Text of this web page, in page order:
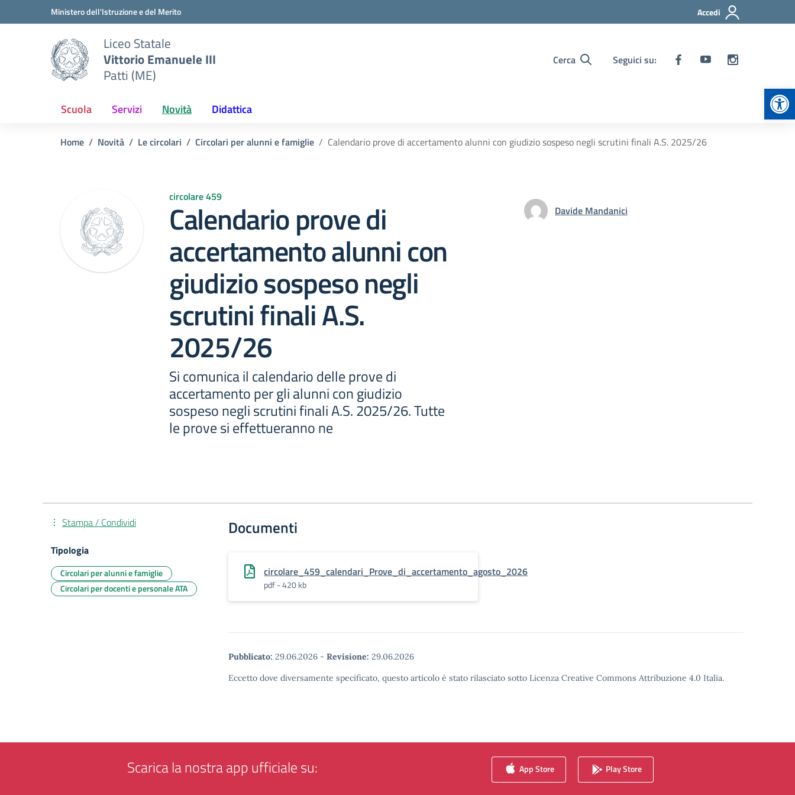
Vai ai contenuti
Vai al menu di navigazioneMinistero dell'Istruzione e del Merito Accedi
Liceo Statale
Vittorio Emanuele III
Patti (ME)
Cerca Seguici su:
Scuola Servizi Novità Didattica
Home Novità Le circolari Circolari per alunni e famiglie Calendario prove di accertamento alunni con giudizio sospeso negli scrutini finali A.S. 2025/26
circolare 459
Calendario prove di
accertamento alunni con
giudizio sospeso negli
scrutini finali A.S.
2025/26
Si comunica il calendario delle prove di
accertamento per gli alunni con giudizio
sospeso negli scrutini finali A.S. 2025/26. Tutte
le prove si effettueranno ne
Davide Mandanici
Documenti
circolare_459_calendari_Prove_di_accertamento_agosto_2026
pdf - 420 kb
Pubblicato: 29.06.2026 - Revisione: 29.06.2026
Eccetto dove diversamente specificato, questo articolo è stato rilasciato sotto Licenza Creative Commons Attribuzione 4.0 Italia.
Stampa / Condividi
Tipologia
Circolari per alunni e famiglie
Circolari per docenti e personale ATA
Scarica la nostra app ufficiale su: App Store Play Store